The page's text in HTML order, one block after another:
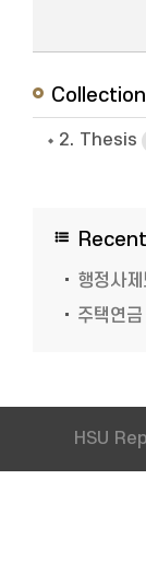
2. Thesis
행정사
주택연
HSU